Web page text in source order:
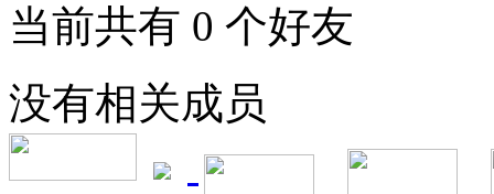
当前共有 0 个好友
没有相关成员